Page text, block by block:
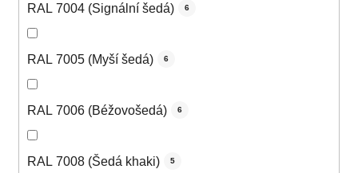
RAL 7004 (Signální šedá) 6
RAL 7005 (Myší šedá) 6
RAL 7006 (Béžovošedá) 6
RAL 7008 (Šedá khaki) 5